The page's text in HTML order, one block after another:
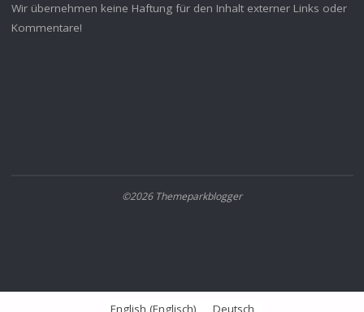
Wir übernehmen keine Haftung für den Inhalt externer Links oder
Kommentare!
©2026 Themeparkblogger
English (Englisch) Deutsch